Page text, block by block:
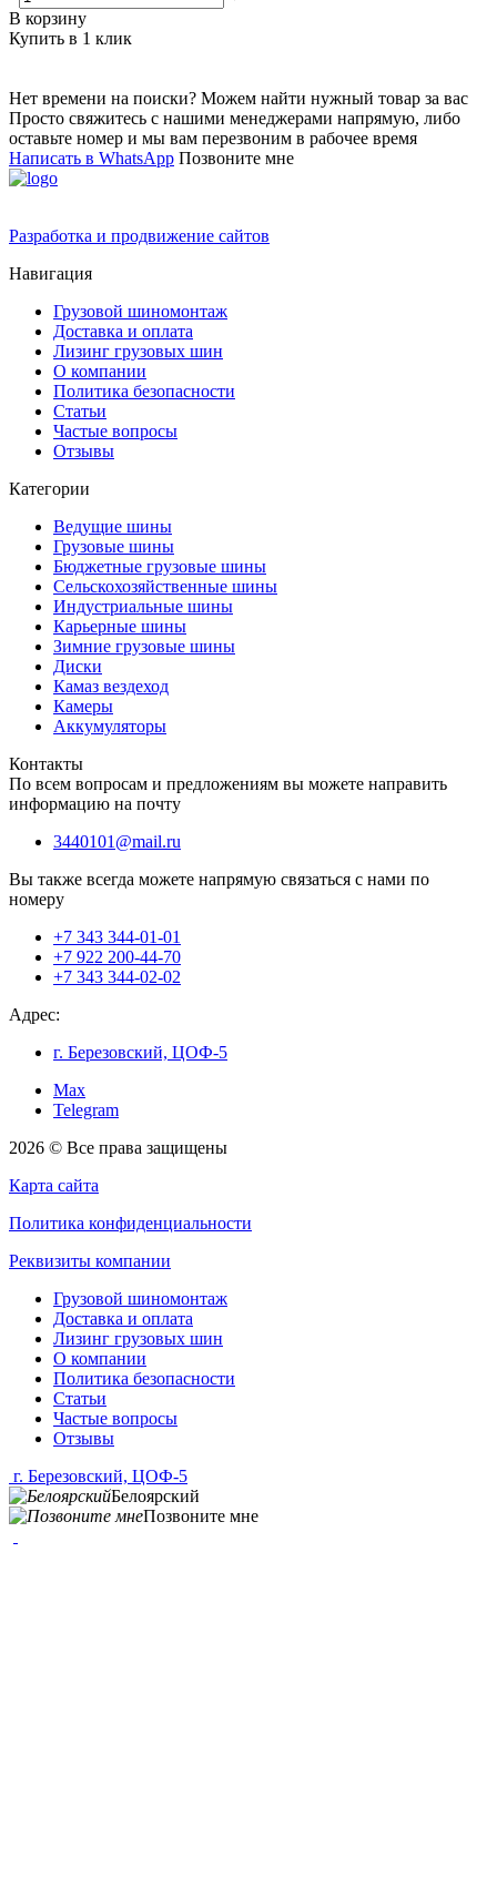
В корзину
Купить в 1 клик
Нет времени на поиски? Можем найти нужный товар за вас
Просто свяжитесь с нашими менеджерами напрямую, либо
оставьте номер и мы вам перезвоним в рабочее время
Написать в WhatsApp Позвоните мне
Разработка и продвижение сайтов
Навигация
Грузовой шиномонтаж
Доставка и оплата
Лизинг грузовых шин
О компании
Политика безопасности
Статьи
Частые вопросы
Отзывы
Категории
Ведущие шины
Грузовые шины
Бюджетные грузовые шины
Сельскохозяйственные шины
Индустриальные шины
Карьерные шины
Зимние грузовые шины
Диски
Камаз вездеход
Камеры
Аккумуляторы
Контакты
По всем вопросам и предложениям вы можете направить
информацию на почту
3440101@mail.ru
Вы также всегда можете напрямую связаться с нами по
номеру
+7 343 344-01-01
+7 922 200-44-70
+7 343 344-02-02
Адрес:
г. Березовский, ЦОФ-5
Max
Telegram
2026 © Все права защищены
Карта сайта
Политика конфиденциальности
Реквизиты компании
Грузовой шиномонтаж
Доставка и оплата
Лизинг грузовых шин
О компании
Политика безопасности
Статьи
Частые вопросы
Отзывы
г. Березовский, ЦОФ-5
Белоярский
Позвоните мне